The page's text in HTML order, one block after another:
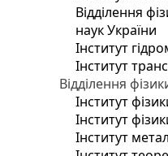
Відділення
наук України
Інститут
Інститут
Відділення
Інститут
Інститут
Інститут